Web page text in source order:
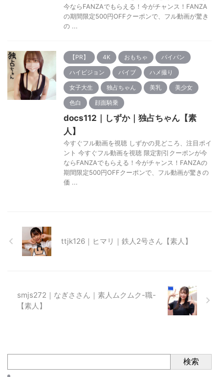
今ならFANZAでもらえる！今がチャンス！FANZA
の期間限定500円OFFクーポンで、フル動画が驚き
の ...
【PR】 4K おもちゃ パイパン
ハイビジョン バイブ ハメ撮り
女子大生 独占ちゃん 美乳 美少女
色白 顔面騎乗
docs112｜しずか｜独占ちゃん【素
人】
今すぐフル動画を視聴 しずかの見どころ、注目ポイ
ント 今すぐフル動画を視聴 限定割引クーポンが今
ならFANZAでもらえる！今がチャンス！FANZAの
期間限定500円OFFクーポンで、フル動画が驚きの
価 ...
ttjk126｜ヒマリ｜鉄人2号さん【素人】
smjs272｜なぎささん｜素人ムクムク-職-
【素人】
検索